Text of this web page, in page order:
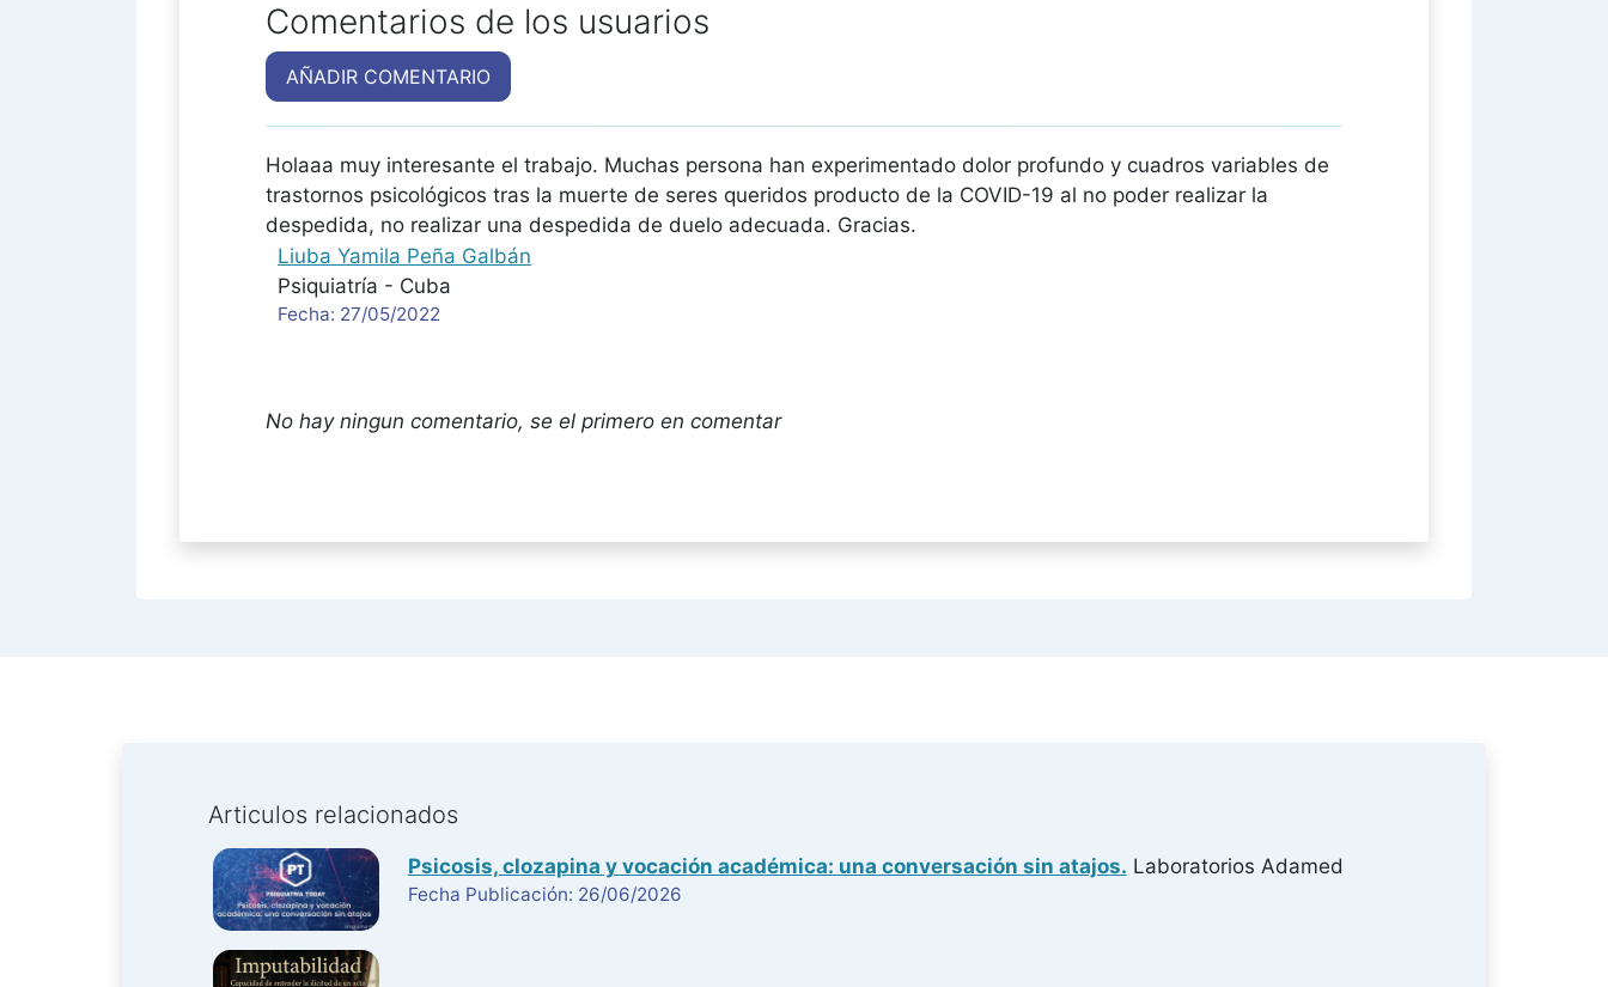
Comentarios de los usuarios
AÑADIR COMENTARIO
Holaaa muy interesante el trabajo. Muchas persona han experimentado dolor profundo y cuadros variables de
trastornos psicológicos tras la muerte de seres queridos producto de la COVID-19 al no poder realizar la
despedida, no realizar una despedida de duelo adecuada. Gracias.
Liuba Yamila Peña Galbán
Psiquiatría - Cuba
Fecha: 27/05/2022
No hay ningun comentario, se el primero en comentar
Articulos relacionados
Psicosis, clozapina y vocación académica: una conversación sin atajos. Laboratorios Adamed
Fecha Publicación: 26/06/2026